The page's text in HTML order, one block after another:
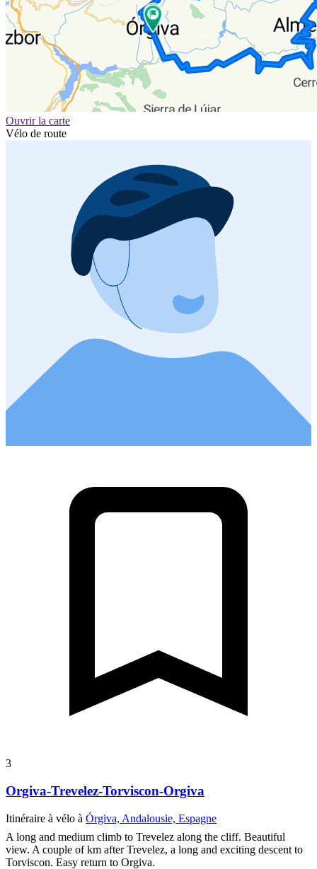
Ouvrir la carte
Vélo de route
3
Orgiva-Trevelez-Torviscon-Orgiva
Itinéraire à vélo à Órgiva, Andalousie, Espagne
A long and medium climb to Trevelez along the cliff. Beautiful
view. A couple of km after Trevelez, a long and exciting descent to
Torviscon. Easy return to Orgiva.